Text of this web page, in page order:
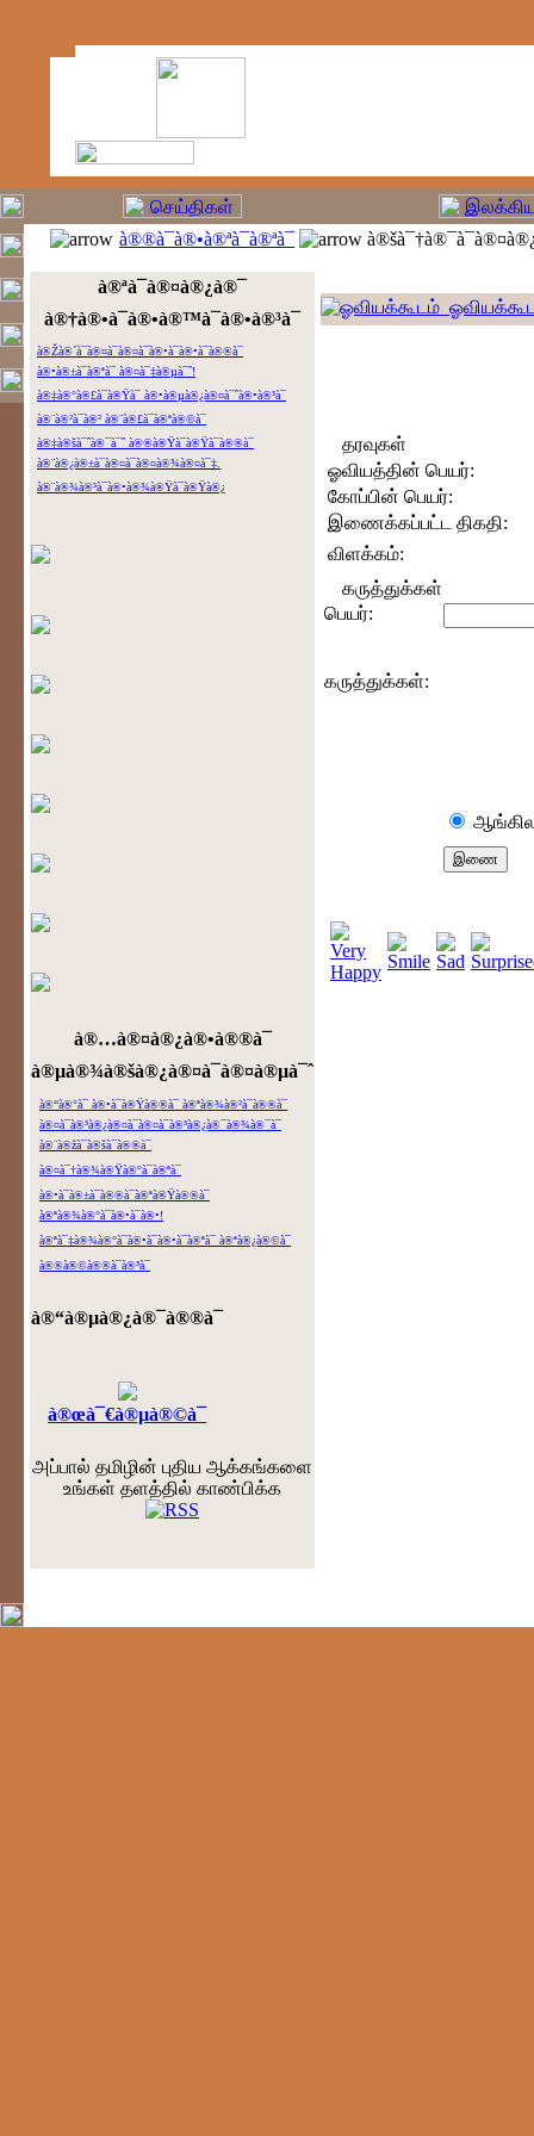
à®®à¯à®•à®ªà¯à®ªà¯
à®ªà¯à®¤à®¿à®¯
à®†à®•à¯à®•à®™à¯à®•à®³à¯
à®Žà®´à¯à®¤à¯à®¤à¯à®•à¯à®•à¯à®®à¯
à®•à®±à¯à®ªà¯ à®¤à¯‡à®µà¯ˆ!
à®‡à®°à®£à¯à®Ÿà¯ à®•à®µà®¿à®¤à¯ˆà®•à®³à¯
à®¨à®²à¯à®² à®¨à®£à¯à®ªà®©à¯
à®‡à®šà¯ˆà®¯à¯ˆ à®®à®Ÿà¯à®Ÿà¯à®®à¯
à®¨à®¿à®±à¯à®¤à¯à®¤à®¾à®¤à¯‡.
à®¨à®¾à®³à¯à®•à®¾à®Ÿà¯à®Ÿà®¿
à®…à®¤à®¿à®•à®®à¯
à®µà®¾à®šà®¿à®¤à¯à®¤à®µà¯ˆ
à®“à®°à¯ à®•à¯à®Ÿà®®à¯ à®ªà®¾à®²à¯à®®à¯
à®¤à¯à®³à®¿à®¤à¯à®¤à¯à®³à®¿à®¯à®¾à®¯à¯
à®¨à®žà¯à®šà¯à®®à¯
à®¤à¯†à®¾à®Ÿà®°à¯à®ªà¯
à®•à¯à®±à¯à®®à¯à®ªà®Ÿà®®à¯
à®ªà®¾à®°à¯à®•à¯à®•!
à®ªà¯‡à®¾à®°à¯à®•à¯à®•à¯à®ªà¯ à®ªà®¿à®©à¯
à®®à®©à®®à¯à®³à¯
à®“à®µà®¿à®¯à®®à¯
à®œà¯€à®µà®©à¯
அப்பால் தமிழின் புதிய ஆக்கங்களை
உங்கள் தளத்தில் காண்பிக்க
தரவுகள்
ஓவியத்தின் பெயர்:
கோப்பின் பெயர்:
இணைக்கப்பட்ட திகதி:
விளக்கம்:
கருத்துக்கள்
பெயர்:
கருத்துக்கள்: